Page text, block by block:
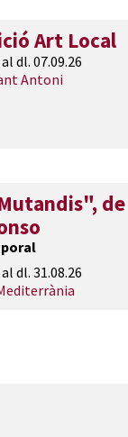
Art Local
al dl. 07.09.26
Antoni
de
al dl. 31.08.26